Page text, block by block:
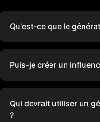
Qu'est-ce que le
Puis-je créer un
Qui devrait utiliser un
?